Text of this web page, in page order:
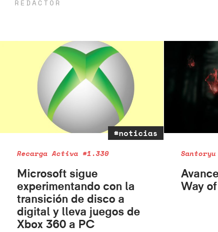
REDACTOR
#noticias
Recarga Activa #1.330
Microsoft sigue
experimentando con la
transición de disco a
digital y lleva juegos de
Xbox 360 a PC
Way